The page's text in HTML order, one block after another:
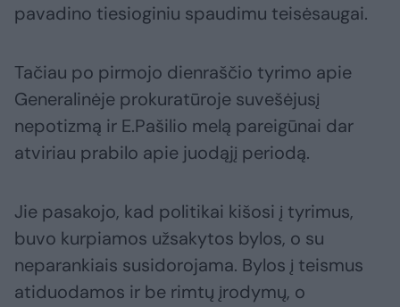
pavadino tiesioginiu spaudimu teisėsaugai.
Tačiau po pirmojo dienraščio tyrimo apie
Generalinėje prokuratūroje suvešėjusį
nepotizmą ir E.Pašilio melą pareigūnai dar
atviriau prabilo apie juodąjį periodą.
Jie pasakojo, kad politikai kišosi į tyrimus,
buvo kurpiamos užsakytos bylos, o su
neparankiais susidorojama. Bylos į teismus
atiduodamos ir be rimtų įrodymų, o